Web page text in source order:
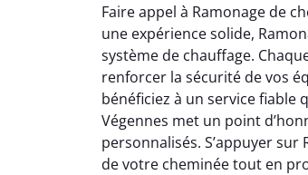
Faire appel à Ramonage de
une expérience solide,
système de chauffage.
renforcer la sécurité de vos
bénéficiez à un service fiable
Végennes met un point
personnalisés. S’appuyer
de votre cheminée tout en